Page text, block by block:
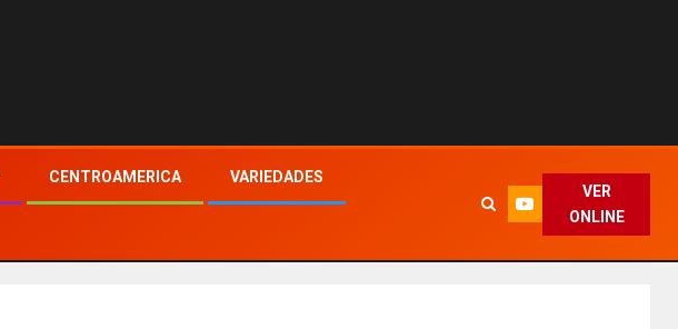
CENTROAMERICA VARIEDADES
VER
ONLINE